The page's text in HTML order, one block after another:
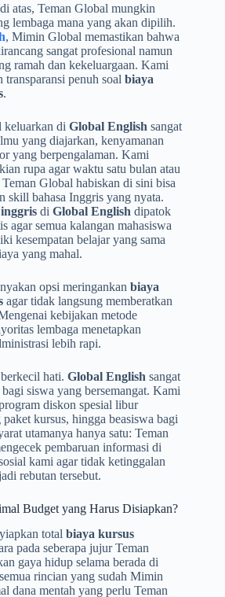
atas, Teman Global mungkin
lembaga mana yang akan dipilih.
, Mimin Global memastikan bahwa
sangat profesional namun
ramah dan kekeluargaan. Kami
penuh soal biaya
.
keluarkan di Global English sangat
yang diajarkan, kenyamanan
yang berpengalaman. Kami
rupa agar waktu satu bulan atau
Global habiskan di sini bisa
skill bahasa Inggris yang nyata.
di Global English dipatok
agar semua kalangan mahasiswa
kesempatan belajar yang sama
yang mahal.
opsi meringankan biaya
agar tidak langsung memberatkan
kebijakan metode
lembaga menetapkan
lebih rapi.
hati. Global English sangat
siswa yang bersemangat. Kami
diskon spesial libur
kursus, hingga beasiswa bagi
utamanya hanya satu: Teman
pembaruan informasi di
kami agar tidak ketinggalan
rebutan tersebut.
Budget yang Harus Disiapkan?
total biaya kursus
pada seberapa jujur Teman
gaya hidup selama berada di
rincian yang sudah Mimin
dana mentah yang perlu Teman